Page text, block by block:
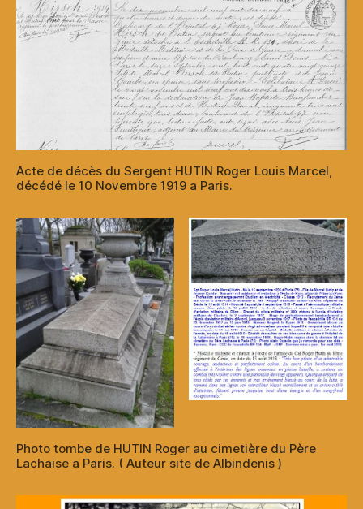
Acte de décès du Sergent HUTIN Roger Louis Marcel,
décédé le 10 Novembre 1919 a Paris.
Photo tombe de HUTIN Roger au cimetière du Père
Lachaise a Paris. ( Auteur site de Albindenis )